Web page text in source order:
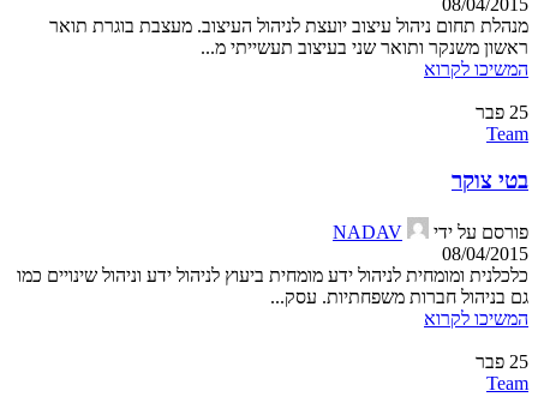
08/04/2015
מנהלת תחום ניהול עיצוב יועצת לניהול העיצוב. מעצבת בוגרת תואר
ראשון משנקר ותואר שני בעיצוב תעשייתי מ...
המשיכו לקרוא
25 פבר
Team
בטי צוקר
פורסם על ידי
NADAV
08/04/2015
כלכלנית ומומחית לניהול ידע מומחית ביעוץ לניהול ידע וניהול שינויים כמו
גם בניהול חברות משפחתיות. עסק...
המשיכו לקרוא
25 פבר
Team